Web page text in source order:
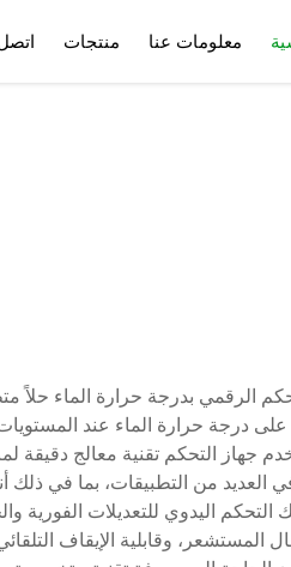
معلومات عنا منتجات
الرقمي بدرجة حرارة الماء حلاً
جهاز التحكم تقنية معالج
العديد من التطبيقات، بما في ذلك
اليدوي للتعديلات الفورية